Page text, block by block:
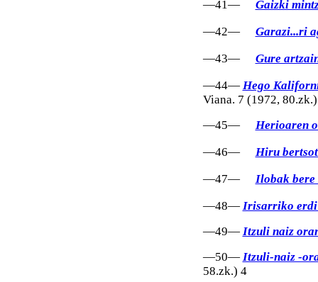
—41—
Gaizki
—42—
Garazi...ri
—43—
Gure
—44— Hego
Viana. 7 (1972,
—45—
Herioaren
—46—
Hiru
—47—
Ilobak bere
—48— Irisarriko
—49— Itzuli naiz
—50— Itzuli-naiz -
58.zk.) 4